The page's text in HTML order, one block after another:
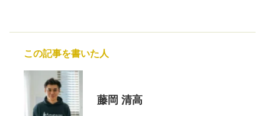
この記事を書いた人
藤岡 清高